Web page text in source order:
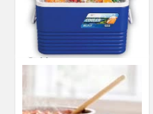
Kase 3,5 L
Mutfak Ürünleri
Buzluk Termos 60,5